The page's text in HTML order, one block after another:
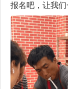
报名吧，让我们